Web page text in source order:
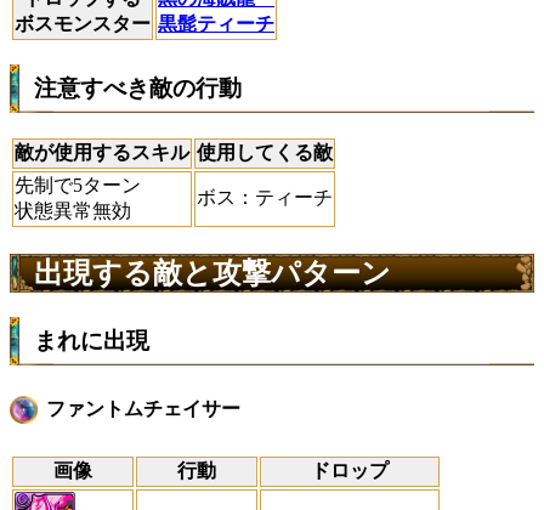
ボスモンスター 黒髭ティーチ
注意すべき敵の行動
敵が使用するスキル 使用してくる敵
先制で5ターン
状態異常無効
ボス：ティーチ
出現する敵と攻撃パターン
まれに出現
ファントムチェイサー
画像 行動 ドロップ